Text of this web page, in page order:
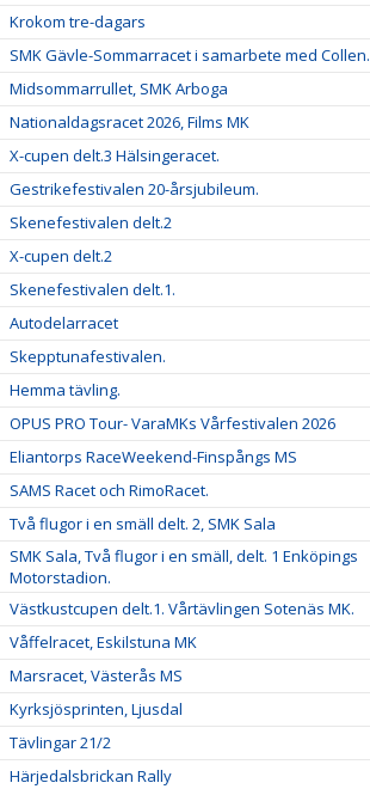
Krokom tre-dagars
SMK Gävle-Sommarracet i samarbete med Collen.
Midsommarrullet, SMK Arboga
Nationaldagsracet 2026, Films MK
X-cupen delt.3 Hälsingeracet.
Gestrikefestivalen 20-årsjubileum.
Skenefestivalen delt.2
X-cupen delt.2
Skenefestivalen delt.1.
Autodelarracet
Skepptunafestivalen.
Hemma tävling.
OPUS PRO Tour- VaraMKs Vårfestivalen 2026
Eliantorps RaceWeekend-Finspångs MS
SAMS Racet och RimoRacet.
Två flugor i en smäll delt. 2, SMK Sala
SMK Sala, Två flugor i en smäll, delt. 1 Enköpings
Motorstadion.
Västkustcupen delt.1. Vårtävlingen Sotenäs MK.
Våffelracet, Eskilstuna MK
Marsracet, Västerås MS
Kyrksjösprinten, Ljusdal
Tävlingar 21/2
Härjedalsbrickan Rally